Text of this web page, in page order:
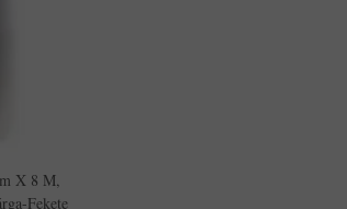
X 8 M,
Fekete